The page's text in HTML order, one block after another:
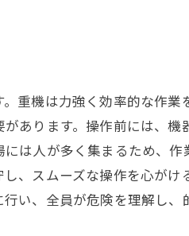
重機は力強く効率的な作
あります。操作前には、
は人が多く集まるため、
、スムーズな操作を心が
い、全員が危険を理解し